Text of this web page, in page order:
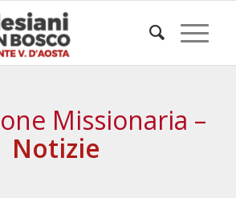
Missionaria –
Notizie